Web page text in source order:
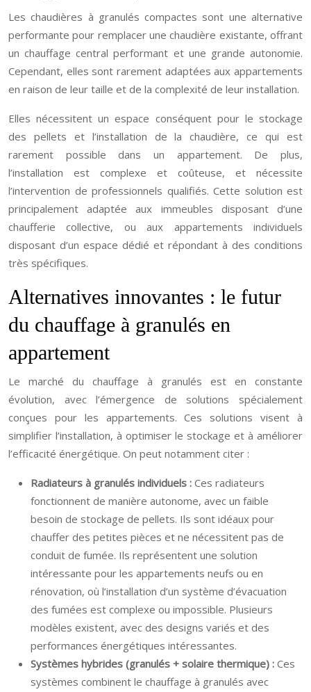
Les chaudières à granulés compactes sont une alternative
performante pour remplacer une chaudière existante, offrant
un chauffage central performant et une grande autonomie.
Cependant, elles sont rarement adaptées aux appartements
en raison de leur taille et de la complexité de leur installation.
Elles nécessitent un espace conséquent pour le stockage
des pellets et l’installation de la chaudière, ce qui est
rarement possible dans un appartement. De plus,
l’installation est complexe et coûteuse, et nécessite
l’intervention de professionnels qualifiés. Cette solution est
principalement adaptée aux immeubles disposant d’une
chaufferie collective, ou aux appartements individuels
disposant d’un espace dédié et répondant à des conditions
très spécifiques.
Alternatives innovantes : le futur
du chauffage à granulés en
appartement
Le marché du chauffage à granulés est en constante
évolution, avec l’émergence de solutions spécialement
conçues pour les appartements. Ces solutions visent à
simplifier l’installation, à optimiser le stockage et à améliorer
l’efficacité énergétique. On peut notamment citer :
Radiateurs à granulés individuels : Ces radiateurs
fonctionnent de manière autonome, avec un faible
besoin de stockage de pellets. Ils sont idéaux pour
chauffer des petites pièces et ne nécessitent pas de
conduit de fumée. Ils représentent une solution
intéressante pour les appartements neufs ou en
rénovation, où l’installation d’un système d’évacuation
des fumées est complexe ou impossible. Plusieurs
modèles existent, avec des designs variés et des
performances énergétiques intéressantes.
Systèmes hybrides (granulés + solaire thermique) : Ces
systèmes combinent le chauffage à granulés avec